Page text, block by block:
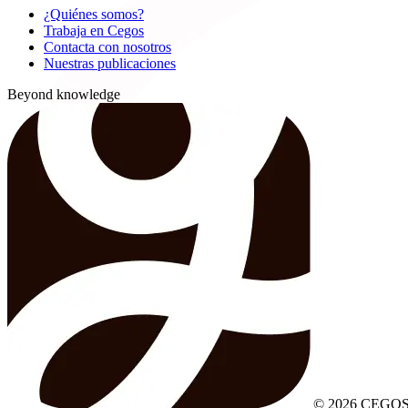
¿Quiénes somos?
Trabaja en Cegos
Contacta con nosotros
Nuestras publicaciones
Beyond knowledge
© 2026